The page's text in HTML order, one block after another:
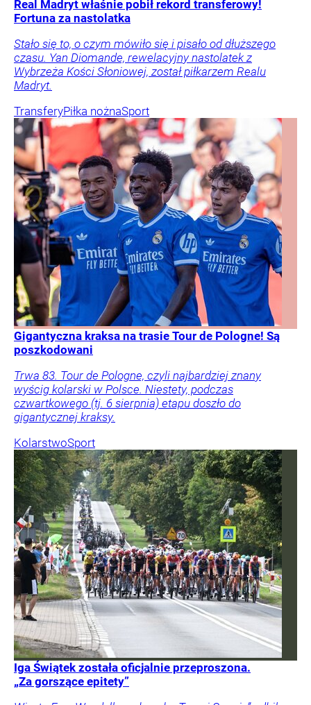
Real Madryt właśnie pobił rekord transferowy!
Fortuna za nastolatka
Stało się to, o czym mówiło się i pisało od dłuższego
czasu. Yan Diomande, rewelacyjny nastolatek z
Wybrzeża Kości Słoniowej, został piłkarzem Realu
Madryt.
TransferyPiłka nożnaSport
Gigantyczna kraksa na trasie Tour de Pologne! Są
poszkodowani
Trwa 83. Tour de Pologne, czyli najbardziej znany
wyścig kolarski w Polsce. Niestety, podczas
czwartkowego (tj. 6 sierpnia) etapu doszło do
gigantycznej kraksy.
KolarstwoSport
Iga Świątek została oficjalnie przeproszona.
„Za gorszące epitety”